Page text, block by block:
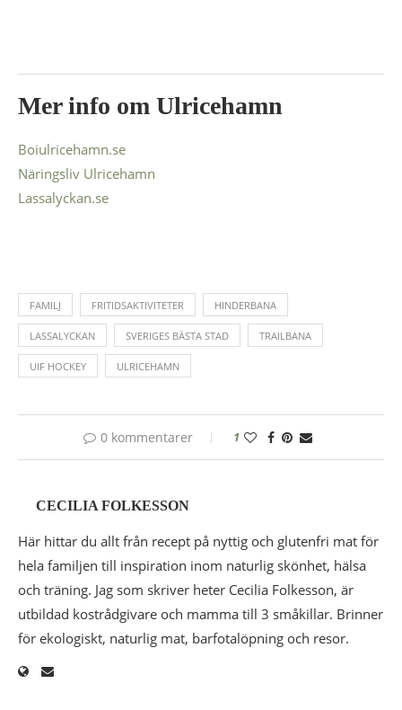
Mer info om Ulricehamn
Boiulricehamn.se
Näringsliv Ulricehamn
Lassalyckan.se
FAMILJ FRITIDSAKTIVITETER HINDERBANA
LASSALYCKAN SVERIGES BÄSTA STAD TRAILBANA
UIF HOCKEY ULRICEHAMN
0 kommentarer 1
CECILIA FOLKESSON
Här hittar du allt från recept på nyttig och glutenfri mat för
hela familjen till inspiration inom naturlig skönhet, hälsa
och träning. Jag som skriver heter Cecilia Folkesson, är
utbildad kostrådgivare och mamma till 3 småkillar. Brinner
för ekologiskt, naturlig mat, barfotalöpning och resor.